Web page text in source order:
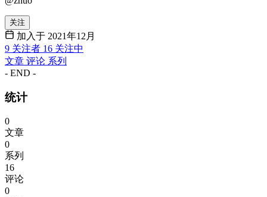
关注
加入于 2021年12月
9 关注者 16 关注中
文章 评论 系列
- END -
统计
0
文章
0
系列
16
评论
0